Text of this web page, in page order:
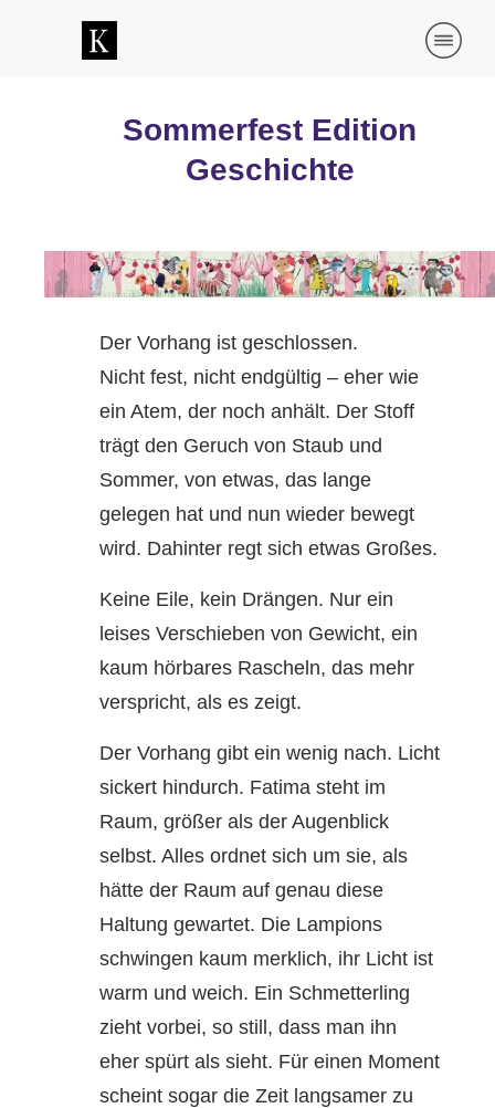
Sommerfest Edition
Geschichte
Der Vorhang ist geschlossen.
Nicht fest, nicht endgültig – eher wie
ein Atem, der noch anhält. Der Stoff
trägt den Geruch von Staub und
Sommer, von etwas, das lange
gelegen hat und nun wieder bewegt
wird. Dahinter regt sich etwas Großes.
Keine Eile, kein Drängen. Nur ein
leises Verschieben von Gewicht, ein
kaum hörbares Rascheln, das mehr
verspricht, als es zeigt.
Der Vorhang gibt ein wenig nach. Licht
sickert hindurch. Fatima steht im
Raum, größer als der Augenblick
selbst. Alles ordnet sich um sie, als
hätte der Raum auf genau diese
Haltung gewartet. Die Lampions
schwingen kaum merklich, ihr Licht ist
warm und weich. Ein Schmetterling
zieht vorbei, so still, dass man ihn
eher spürt als sieht. Für einen Moment
scheint sogar die Zeit langsamer zu